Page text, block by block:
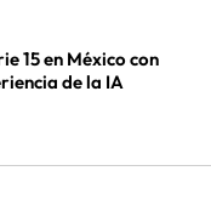
15 en México con
de la IA